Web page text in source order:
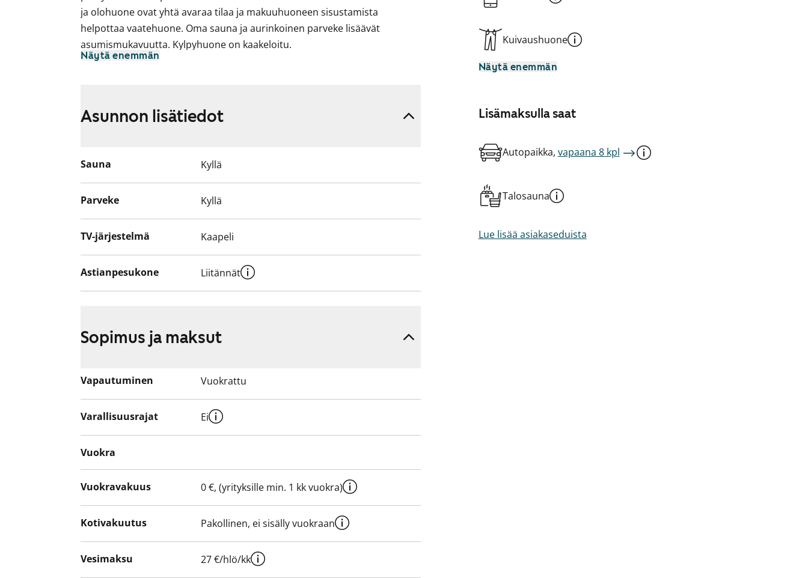
ja olohuone ovat yhtä avaraa tilaa ja makuuhuoneen sisustamista
helpottaa vaatehuone. Oma sauna ja aurinkoinen parveke lisäävät
asumismukavuutta. Kylpyhuone on kaakeloitu.
suunnitteilla korjauksia. Käyttökiellon ajalta maksetaan vuokrahyvitystä.
Näytä enemmän
Kuivaushuone
Näytä enemmän
Lisämaksulla saat
Autopaikka, vapaana 8 kpl
Talosauna
Lue lisää asiakaseduista
Asunnon lisätiedot
Sauna Kyllä
Parveke Kyllä
TV-järjestelmä Kaapeli
Astianpesukone Liitännät
Sopimus ja maksut
Vapautuminen Vuokrattu
Varallisuusrajat Ei
Vuokra
Vuokravakuus 0 €, (yrityksille min. 1 kk vuokra)
Kotivakuutus Pakollinen, ei sisälly vuokraan
Vesimaksu 27 €/hlö/kk